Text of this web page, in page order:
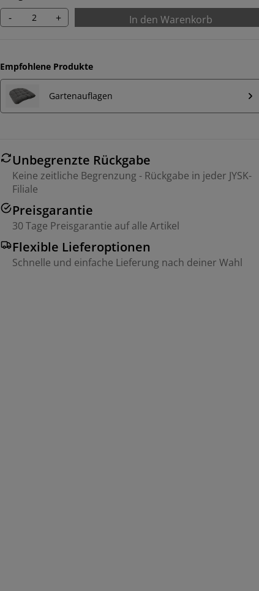
- + In den Warenkorb
Empfohlene Produkte
Gartenauflagen
Unbegrenzte Rückgabe
Keine zeitliche Begrenzung - Rückgabe in jeder JYSK-
Filiale
Preisgarantie
30 Tage Preisgarantie auf alle Artikel
Flexible Lieferoptionen
Schnelle und einfache Lieferung nach deiner Wahl